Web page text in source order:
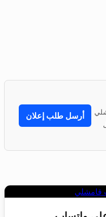
أرسل طلب إعلان